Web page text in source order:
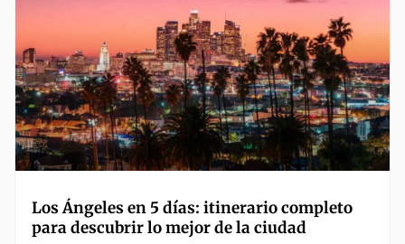
Los Ángeles en 5 días: itinerario completo
para descubrir lo mejor de la ciudad